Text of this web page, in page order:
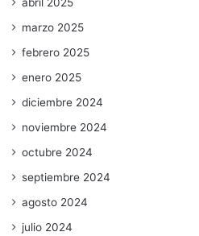
marzo 2025
febrero 2025
enero 2025
diciembre 2024
noviembre 2024
octubre 2024
septiembre 2024
agosto 2024
julio 2024